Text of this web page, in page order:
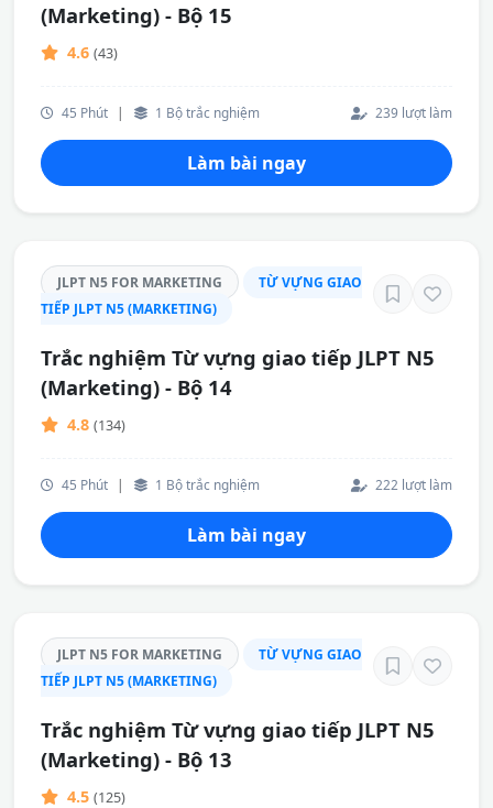
(Marketing) - Bộ 15
4.6 (43)
45 Phút | 1 Bộ trắc nghiệm 239 lượt làm
Làm bài ngay
JLPT N5 FOR MARKETING
TỪ VỰNG GIAO
TIẾP JLPT N5 (MARKETING)
Trắc nghiệm Từ vựng giao tiếp JLPT N5
(Marketing) - Bộ 14
4.8 (134)
45 Phút | 1 Bộ trắc nghiệm 222 lượt làm
Làm bài ngay
JLPT N5 FOR MARKETING
TỪ VỰNG GIAO
TIẾP JLPT N5 (MARKETING)
Trắc nghiệm Từ vựng giao tiếp JLPT N5
(Marketing) - Bộ 13
4.5 (125)